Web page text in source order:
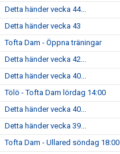
Detta händer vecka 44...
Detta händer vecka 43
Tofta Dam - Öppna träningar
Detta händer vecka 42...
Detta händer vecka 40...
Tölö - Tofta Dam lördag 14:00
Detta händer vecka 40...
Detta händer vecka 39...
Tofta Dam - Ullared söndag 18:00